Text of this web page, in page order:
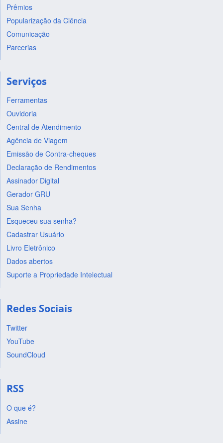
Prêmios
Popularização da Ciência
Comunicação
Parcerias
Serviços
Ferramentas
Ouvidoria
Central de Atendimento
Agência de Viagem
Emissão de Contra-cheques
Declaração de Rendimentos
Assinador Digital
Gerador GRU
Sua Senha
Esqueceu sua senha?
Cadastrar Usuário
Livro Eletrônico
Dados abertos
Suporte a Propriedade Intelectual
Redes Sociais
Twitter
YouTube
SoundCloud
RSS
O que é?
Assine